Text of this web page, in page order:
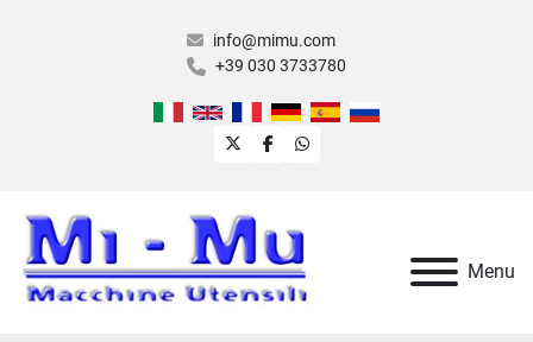
info@mimu.com
+39 030 3733780
twitterfacebookwhatsapp
Menu